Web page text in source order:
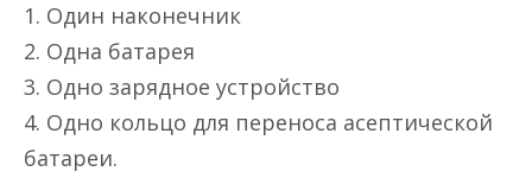
1. Один наконечник
2. Одна батарея
3. Одно зарядное устройство
4. Одно кольцо для переноса асептической
батареи.